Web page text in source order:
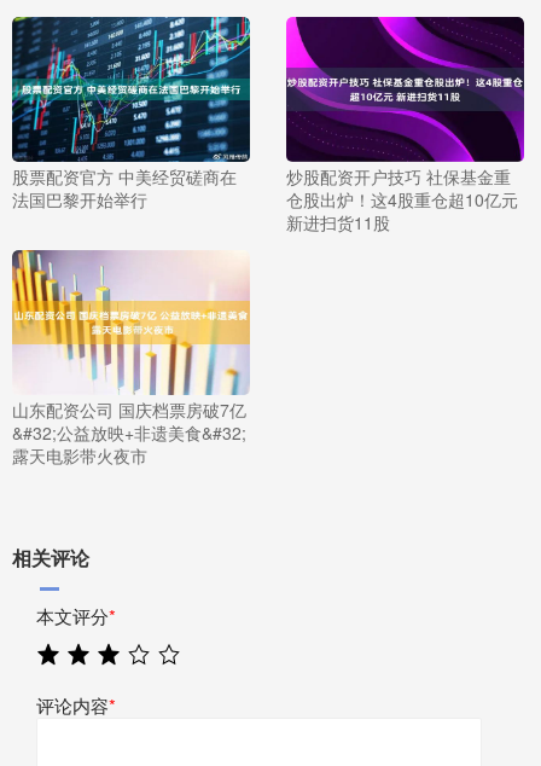
股票配资官方 中美经贸磋商在
法国巴黎开始举行
炒股配资开户技巧 社保基金重
仓股出炉！这4股重仓超10亿元
新进扫货11股
山东配资公司 国庆档票房破7亿
&#32;公益放映+非遗美食&#32;
露天电影带火夜市
相关评论
本文评分*
评论内容*